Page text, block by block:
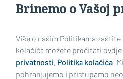
Brinemo o Vašoj
Više o našim Politikama
kolačića možete pročitati ovdje:
privatnosti, Politika kolačića.
pohranjujemo i pristupamo